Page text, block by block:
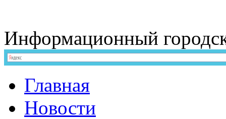
Информационный
Главная
Новости